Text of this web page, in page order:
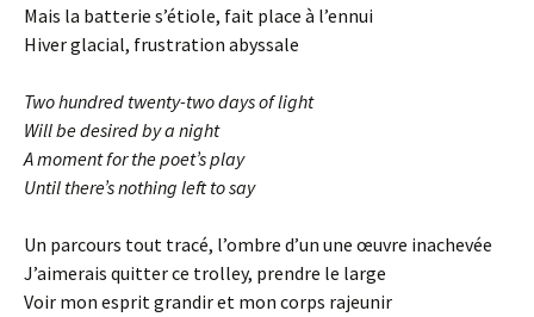
Mais la batterie s’étiole, fait place à l’ennui
Hiver glacial, frustration abyssale
Two hundred twenty-two days of light
Will be desired by a night
A moment for the poet’s play
Until there’s nothing left to say
Un parcours tout tracé, l’ombre d’un une œuvre inachevée
J’aimerais quitter ce trolley, prendre le large
Voir mon esprit grandir et mon corps rajeunir